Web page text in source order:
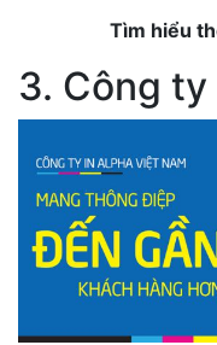
Tìm hiểu
3. Công ty